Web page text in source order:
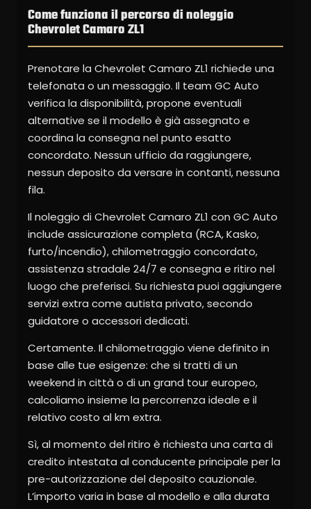
Come funziona il percorso di noleggio
Chevrolet Camaro ZL1
Prenotare la Chevrolet Camaro ZL1 richiede una
telefonata o un messaggio. Il team GC Auto
verifica la disponibilità, propone eventuali
alternative se il modello è già assegnato e
coordina la consegna nel punto esatto
concordato. Nessun ufficio da raggiungere,
nessun deposito da versare in contanti, nessuna
fila.
Il noleggio di Chevrolet Camaro ZL1 con GC Auto
include assicurazione completa (RCA, Kasko,
furto/incendio), chilometraggio concordato,
assistenza stradale 24/7 e consegna e ritiro nel
luogo che preferisci. Su richiesta puoi aggiungere
servizi extra come autista privato, secondo
guidatore o accessori dedicati.
Certamente. Il chilometraggio viene definito in
base alle tue esigenze: che si tratti di un
weekend in città o di un grand tour europeo,
calcoliamo insieme la percorrenza ideale e il
relativo costo al km extra.
Sì, al momento del ritiro è richiesta una carta di
credito intestata al conducente principale per la
pre-autorizzazione del deposito cauzionale.
L’importo varia in base al modello e alla durata